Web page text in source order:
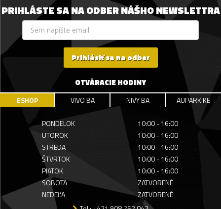
PRIHLÁSTE SA NA ODBER NÁŠHO NEWSLETTRA
Prihlásiť sa na odber
OTVÁRACIE HODINY
ESHOP VIVO BA NIVY BA AUPARK KE
PONDELOK
10:00 - 16:00
UTOROK
10:00 - 16:00
STREDA
10:00 - 16:00
ŠTVRTOK
10:00 - 16:00
PIATOK
10:00 - 16:00
SOBOTA
ZATVORENÉ
NEDEĽA
ZATVORENÉ